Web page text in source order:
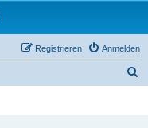
Anmelden
Registrieren